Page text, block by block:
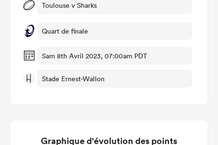
Toulouse v Sharks
Quart de finale
Sam 8th Avril 2023, 07:00am PDT
Stade Ernest-Wallon
Graphique d'évolution des points